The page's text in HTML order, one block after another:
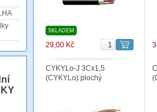
SKLADEM
29,00 Kč
CYKYLo-J 3Cx1,5
(CYKYLo) plochý